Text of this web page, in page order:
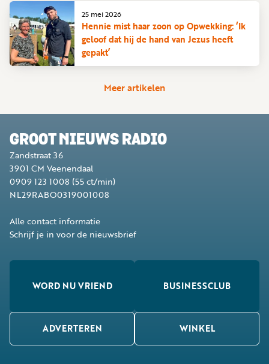
Hennie mist haar zoon op Opwekking: ‘Ik
geloof dat hij de hand van Jezus heeft
gepakt’
25 mei 2026
Meer artikelen
GROOT NIEUWS RADIO
Zandstraat 36
3901 CM Veenendaal
0909 123 1008 (55 ct/min)
NL29RABO0319001008
Alle contact informatie
Schrijf je in voor de nieuwsbrief
WORD NU VRIEND BUSINESSCLUB
ADVERTEREN WINKEL